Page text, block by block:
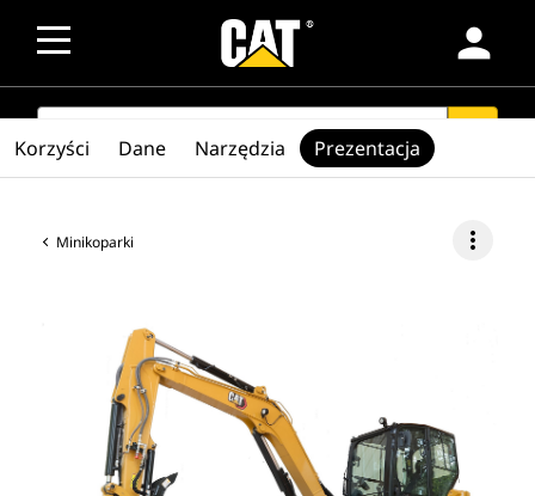
person
SEARCH
Minikoparki more_vert
Korzyści Dane Narzędzia Prezentacja